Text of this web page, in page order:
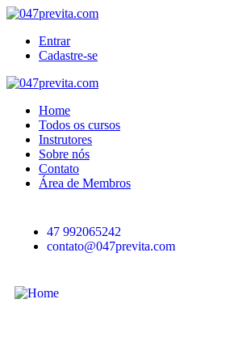
Entrar
Cadastre-se
Home
Todos os cursos
Instrutores
Sobre nós
Contato
Área de Membros
47 992065242
contato@047previta.com